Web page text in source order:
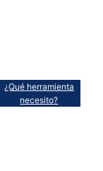
¿Qué herramienta
necesito?